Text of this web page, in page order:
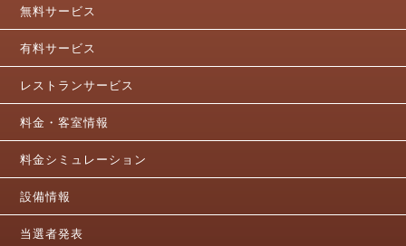
無料サービス
有料サービス
レストランサービス
料金・客室情報
料金シミュレーション
設備情報
当選者発表